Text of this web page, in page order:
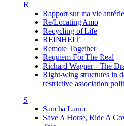
R
Rapport sur ma vie
Re/Locating Amo
Recycling of Life
REINHEIT
Remote Together
Requiem For The Real
Richard Wagner - The
Right-wing structures in
restrictive association
S
Sancha Laura
Save A Horse, Ride A